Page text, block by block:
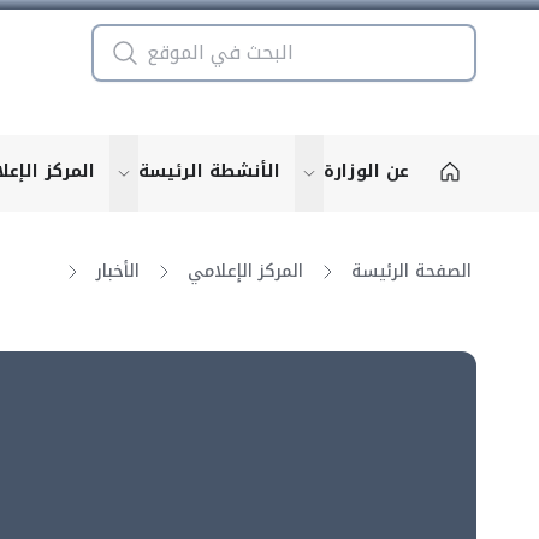
عن الوزارة show submenu for "More"
الأنشطة الرئيسة for "More"
المركز
الصفحة الرئيسة المركز الإعلامي الأخبار